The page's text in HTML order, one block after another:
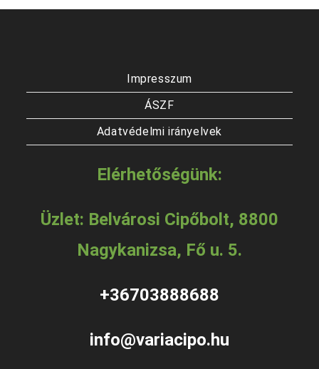
Impresszum
ÁSZF
Adatvédelmi irányelvek
Elérhetőségünk:
Üzlet: Belvárosi Cipőbolt, 8800
Nagykanizsa, Fő u. 5.
+36703888688
info@variacipo.hu